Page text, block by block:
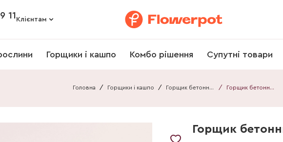
11 Клієнтам
Горщики і кашпо Комбо рішення Супутні товари
Головна / Горщики і кашпо / Горщик бетонний / Горщик бетонний 031212080111А2
Горщик